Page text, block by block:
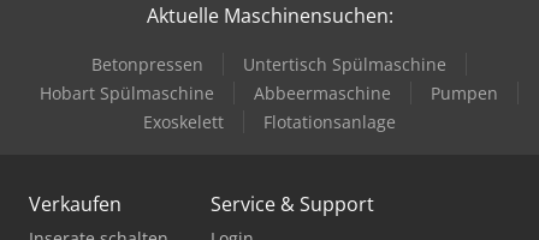
Aktuelle Maschinensuchen:
Betonpressen
Untertisch Spülmaschine
Hobart Spülmaschine
Abbeermaschine
Pumpen
Exoskelett
Flotationsanlage
Verkaufen Service & Support